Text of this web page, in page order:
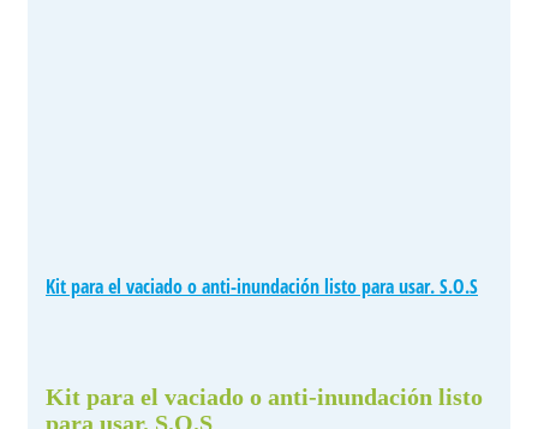
Kit para el vaciado o anti-inundación listo para usar. S.O.S
Kit para el vaciado o anti-inundación listo
para usar. S.O.S